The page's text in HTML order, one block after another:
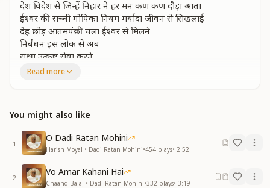
देश विदेश से जिन्हें निहार ने हर मन कण कण दौड़ा आता
ईश्वर की सच्ची गोपिका नियम मर्यादा जीवन से सिखलाई
देह छोड़ आतमपंछी चला ईश्वर से मिलने
निर्बंधन इस लोक से अब
सूक्ष्म उत्कृष्ट सेवा करने
ब्रह्माकुमारी ईश्वरीय विश्व विद्यालय की प्रमुख
हम सब श्रद्धांजलि हृदयांजलि पुष्पांजली अर्पित करते है
दादीजी आप सदा हमारे साथ है
आपकी शिक्षाएं सदा हमारा जीवन उज्वल बनाती रहेगी
Read more
You might also like
1
O Dadi Ratan Mohini
Harish Moyal • Dadi Ratan Mohini•454 plays• 2:52
2
Vo Amar Kahani Hai
Chaand Bajaj • Dadi Ratan Mohini•332 plays• 3:19